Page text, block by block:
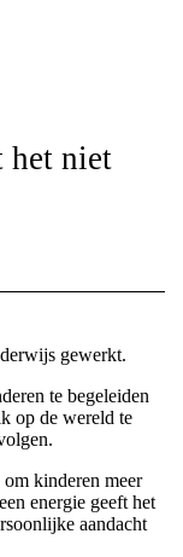
het niet
gewerkt.
te begeleiden
op de wereld te
kinderen meer
energie geeft het
aandacht